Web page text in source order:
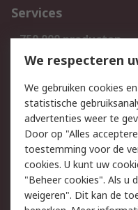
Services
750.000 producten
Bestellen
Track & Trace
Wettelijk
Cookiebeleid
Privacybeleid
Algemene
We respecteren
We gebruiken cookies
statistische
advertenties weer te
Door op "Alles
toestemming voor de
cookies. U kunt uw
"Beheer cookies". Als u
weigeren". Dit kan de